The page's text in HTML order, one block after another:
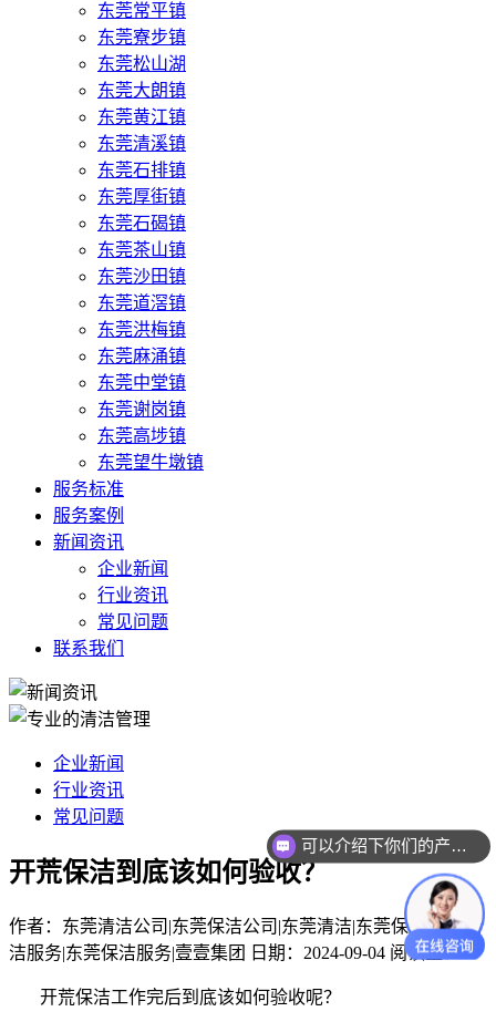
东莞常平镇
东莞寮步镇
东莞松山湖
东莞大朗镇
东莞黄江镇
东莞清溪镇
东莞石排镇
东莞厚街镇
东莞石碣镇
东莞茶山镇
东莞沙田镇
东莞道滘镇
东莞洪梅镇
东莞麻涌镇
东莞中堂镇
东莞谢岗镇
东莞高埗镇
东莞望牛墩镇
服务标准
服务案例
新闻资讯
企业新闻
行业资讯
常见问题
联系我们
企业新闻
行业资讯
常见问题
开荒保洁到底该如何验收？
作者：东莞清洁公司|东莞保洁公司|东莞清洁|东莞保洁|东莞清
洁服务|东莞保洁服务|壹壹集团
日期：2024-09-04 阅读量：
开荒保洁工作完后到底该如何验收呢？
可以介绍下你们的产品么？